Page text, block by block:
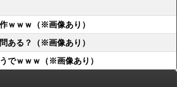
ｗｗｗ（※画像あり）
ある？（※画像あり）
でｗｗｗ（※画像あり）